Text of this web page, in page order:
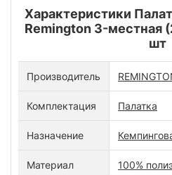
Характеристики
Remington 3-местная
шт
Производитель
Комплектация Палатка
Назначение
Материал 100%